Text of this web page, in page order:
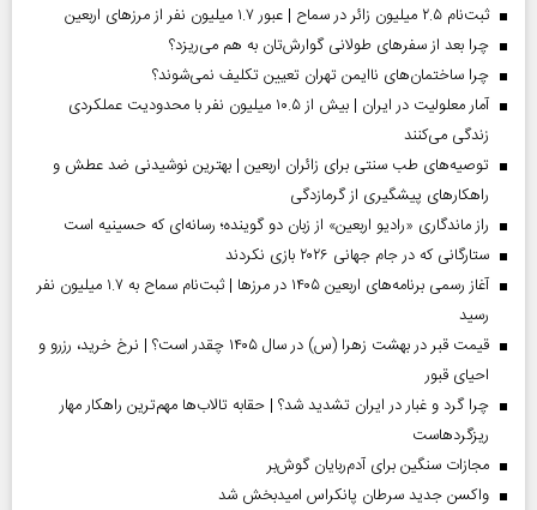
ثبت‌نام ۲.۵ میلیون زائر در سماح | عبور ۱.۷ میلیون نفر از مرز‌های اربعین
چرا بعد از سفرهای طولانی گوارش‌تان به هم می‌ریزد؟
چرا ساختمان‌های ناایمن تهران تعیین تکلیف نمی‌شوند؟
آمار معلولیت در ایران | بیش از ۱۰.۵ میلیون نفر با محدودیت عملکردی
زندگی می‌کنند
توصیه‌های طب سنتی برای زائران اربعین | بهترین نوشیدنی ضد عطش و
راهکارهای پیشگیری از گرمازدگی
راز ماندگاری «رادیو اربعین» از زبان دو گوینده؛ رسانه‌ای که حسینیه است
ستارگانی که در جام جهانی ۲۰۲۶ بازی نکردند
آغاز رسمی برنامه‌های اربعین ۱۴۰۵ در مرز‌ها | ثبت‌نام سماح به ۱.۷ میلیون نفر
رسید
قیمت قبر در بهشت زهرا (س) در سال ۱۴۰۵ چقدر است؟ | نرخ خرید، رزرو و
احیای قبور
چرا گرد و غبار در ایران تشدید شد؟ | حقابه تالاب‌ها مهم‌ترین راهکار مهار
ریزگردهاست
مجازات سنگین برای آدم‌ربایان گوش‌بر
واکسن جدید سرطان پانکراس امیدبخش شد